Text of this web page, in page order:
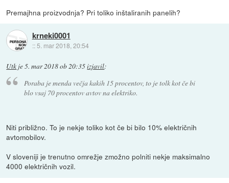
Premajhna proizvodnja? Pri toliko inštaliranih panelih?
krneki0001
:: 5. mar 2018, 20:54
Utk je5. mar 2018 ob 20:35izjavil:
Poraba je menda večja kakih 15 procentov, to je tolk kot če bi
blo vsaj 70 procentov avtov na elektriko.
Niti približno. To je nekje toliko kot če bi bilo 10% električnih
avtomobilov.
V sloveniji je trenutno omrežje zmožno polniti nekje maksimalno
4000 električnih vozil.